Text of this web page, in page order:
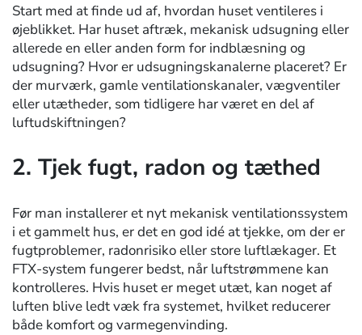
Start med at finde ud af, hvordan huset ventileres i
øjeblikket. Har huset aftræk, mekanisk udsugning eller
allerede en eller anden form for indblæsning og
udsugning? Hvor er udsugningskanalerne placeret? Er
der murværk, gamle ventilationskanaler, vægventiler
eller utætheder, som tidligere har været en del af
luftudskiftningen?
2. Tjek fugt, radon og tæthed
Før man installerer et nyt mekanisk ventilationssystem
i et gammelt hus, er det en god idé at tjekke, om der er
fugtproblemer, radonrisiko eller store luftlækager. Et
FTX-system fungerer bedst, når luftstrømmene kan
kontrolleres. Hvis huset er meget utæt, kan noget af
luften blive ledt væk fra systemet, hvilket reducerer
både komfort og varmegenvinding.